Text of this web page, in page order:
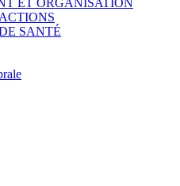
ET ORGANISATION
SANTÉ